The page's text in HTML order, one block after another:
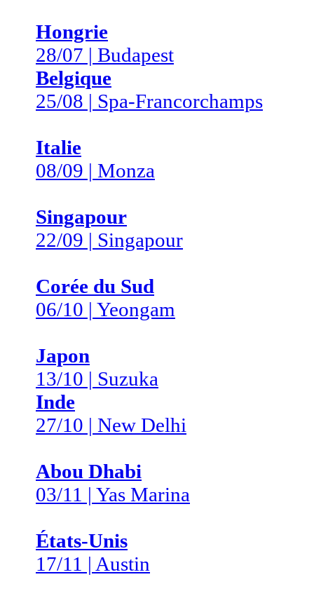
Hongrie
28/07 | Budapest
Belgique
25/08 | Spa-Francorchamps
Italie
08/09 | Monza
Singapour
22/09 | Singapour
Corée du Sud
06/10 | Yeongam
Japon
13/10 | Suzuka
Inde
27/10 | New Delhi
Abou Dhabi
03/11 | Yas Marina
États-Unis
17/11 | Austin